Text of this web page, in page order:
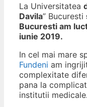
La Universitatea
Davila” Bucuresti
Bucuresti am
iunie 2019.
In cel mai mare
Fundeni am
complexitate
pana la
institutii medicale.